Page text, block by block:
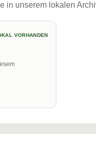
in unserem lokalen
VORHANDEN